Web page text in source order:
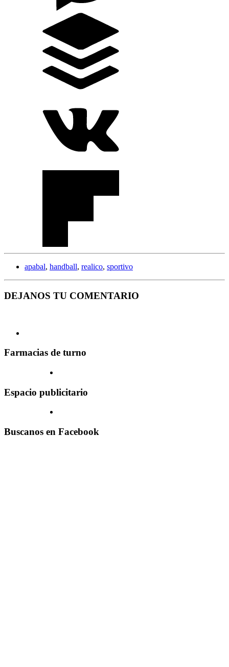
apabal, handball, realico, sportivo
DEJANOS TU COMENTARIO
Farmacias de turno
Espacio publicitario
Buscanos en Facebook